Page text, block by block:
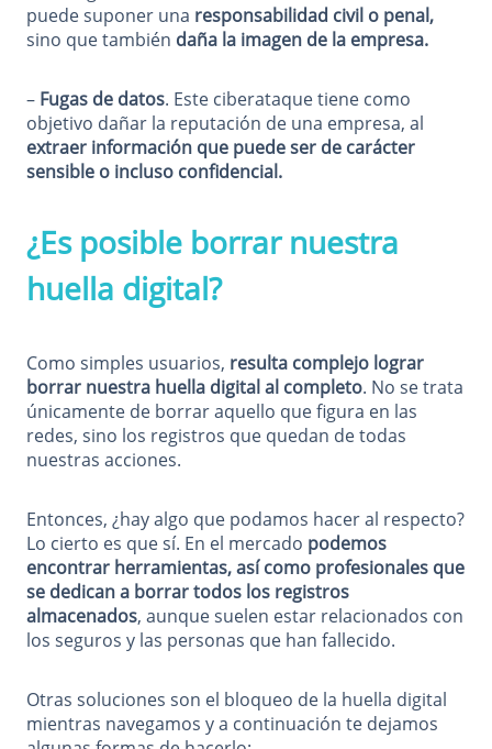
puede suponer una responsabilidad civil o penal,
sino que también daña la imagen de la empresa.
– Fugas de datos. Este ciberataque tiene como
objetivo dañar la reputación de una empresa, al
extraer información que puede ser de carácter
sensible o incluso confidencial.
¿Es posible borrar nuestra
huella digital?
Como simples usuarios, resulta complejo lograr
borrar nuestra huella digital al completo. No se trata
únicamente de borrar aquello que figura en las
redes, sino los registros que quedan de todas
nuestras acciones.
Entonces, ¿hay algo que podamos hacer al respecto?
Lo cierto es que sí. En el mercado podemos
encontrar herramientas, así como profesionales que
se dedican a borrar todos los registros
almacenados, aunque suelen estar relacionados con
los seguros y las personas que han fallecido.
Otras soluciones son el bloqueo de la huella digital
mientras navegamos y a continuación te dejamos